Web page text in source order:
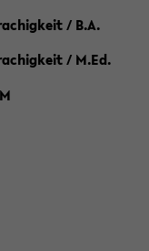
/ B.A.
/ M.Ed.